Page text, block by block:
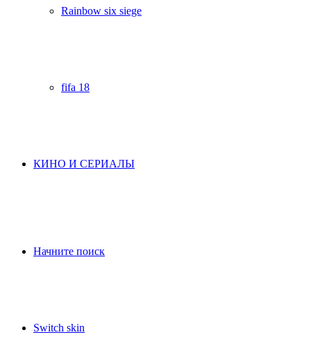
Rainbow six siege
fifa 18
КИНО И СЕРИАЛЫ
Начните поиск
Switch skin